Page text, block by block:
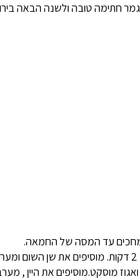
חתימה טובה ולשנה הבאה
מחכים עד המסה של החמאה.
מוסיפים את הבצל הקצוץ ומטגנים כ 2 דקות.
מוסקט.מוסיפים את היין ,